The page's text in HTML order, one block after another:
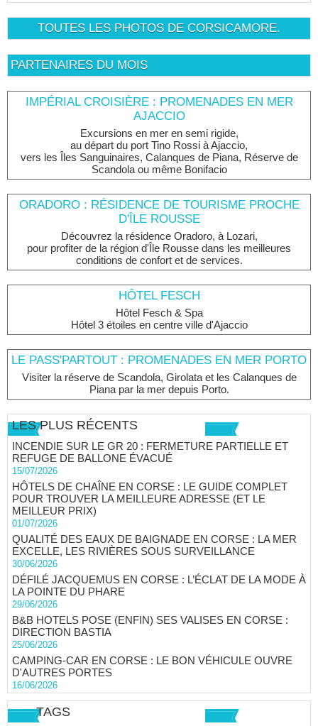
TOUTES LES PHOTOS DE CORSICAMORE.
PARTENAIRES DU MOIS
IMPÉRIAL CROISIÈRE : PROMENADES EN MER
AJACCIO
Excursions en mer en semi rigide,
au départ du port Tino Rossi à Ajaccio,
vers les Îles Sanguinaires, Calanques de Piana, Réserve de
Scandola ou même Bonifacio
ORADORO : RÉSIDENCE DE TOURISME PROCHE
D'ÎLE ROUSSE
Découvrez la résidence Oradoro, à Lozari,
pour profiter de la région d'Île Rousse dans les meilleures
conditions de confort et de services.
HÔTEL FESCH
Hôtel Fesch & Spa
Hôtel 3 étoiles en centre ville d'Ajaccio
LE PASS'PARTOUT : PROMENADES EN MER PORTO
Visiter la réserve de Scandola, Girolata et les Calanques de
Piana par la mer depuis Porto.
LES PLUS RÉCENTS
INCENDIE SUR LE GR 20 : FERMETURE PARTIELLE ET
REFUGE DE BALLONE ÉVACUÉ
15/07/2026
HÔTELS DE CHAÎNE EN CORSE : LE GUIDE COMPLET
POUR TROUVER LA MEILLEURE ADRESSE (ET LE
MEILLEUR PRIX)
01/07/2026
QUALITÉ DES EAUX DE BAIGNADE EN CORSE : LA MER
EXCELLE, LES RIVIÈRES SOUS SURVEILLANCE
30/06/2026
DÉFILÉ JACQUEMUS EN CORSE : L’ÉCLAT DE LA MODE À
LA POINTE DU PHARE
29/06/2026
B&B HOTELS POSE (ENFIN) SES VALISES EN CORSE :
DIRECTION BASTIA
25/06/2026
CAMPING-CAR EN CORSE : LE BON VÉHICULE OUVRE
D'AUTRES PORTES
16/06/2026
TAGS